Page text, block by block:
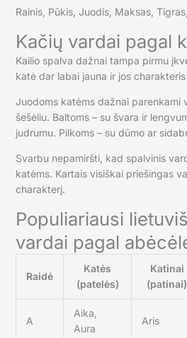
Rainis, Pūkis, Juodis, Maksas,
Kačių vardai pagal
Kailio spalva dažnai tampa pirmu
katė dar labai jauna ir jos
Juodoms katėms dažnai parenkami
šešėliu. Baltoms – su švara ir
judrumu. Pilkoms – su dūmo ar
Svarbu nepamiršti, kad spalvinis
katėms. Kartais visiškai priešingas
charakterį.
Populiariausi
vardai pagal
Raidė
Katės
(patelės)
Katinai
(patinai)
A
Aika,
Aura
Aris